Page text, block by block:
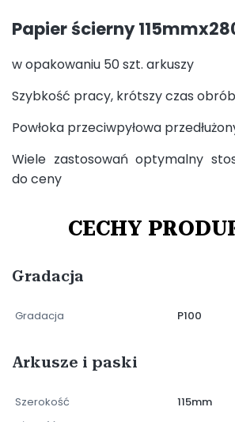
Papier ścierny
w opakowaniu 50 szt. arkuszy
Szybkość pracy, krótszy czas
Powłoka przeciwpyłowa
Wiele zastosowań optymalny
do ceny
CECHY
Gradacja
Gradacja P100
Arkusze i paski
Szerokość
115mm